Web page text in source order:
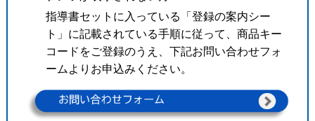
指導書セットに入っている「登録の案内シー
ト」に記載されている手順に従って、商品キー
コードをご登録のうえ、下記お問い合わせフォ
ームよりお申込みください。